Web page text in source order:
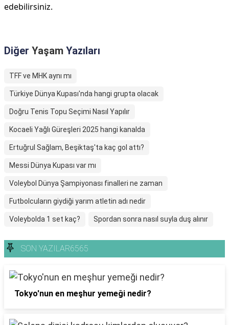
edebilirsiniz.
Diğer Yaşam Yazıları
TFF ve MHK aynı mı
Türkiye Dünya Kupası'nda hangi grupta olacak
Doğru Tenis Topu Seçimi Nasıl Yapılır
Kocaeli Yağlı Güreşleri 2025 hangi kanalda
Ertuğrul Sağlam, Beşiktaş'ta kaç gol attı?
Messi Dünya Kupası var mı
Voleybol Dünya Şampiyonası finalleri ne zaman
Futbolcuların giydiği yarım atletin adı nedir
Voleybolda 1 set kaç? Spordan sonra nasıl suyla duş alınır
SON YAZILAR6565
Tokyo'nun en meşhur yemeği nedir?